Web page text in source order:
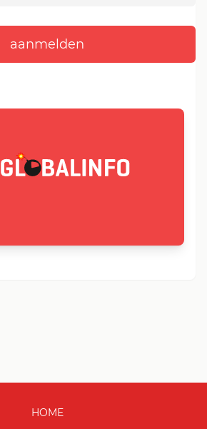
GLOBALINFO.nl
HOME